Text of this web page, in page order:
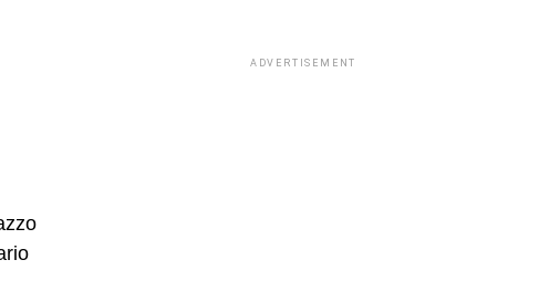
ADVERTISEMENT